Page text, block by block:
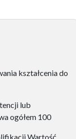
kształcenia do
lub
ogółem 100
Wartość